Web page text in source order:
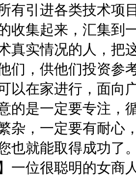
有引进各类技术项
收集起来，汇集到
真实情况的人，把
们，供他们投资参
以在家进行，面向
的是一定要专注，
杂，一定要有耐心
也就能取得成功了
一位很聪明的女商